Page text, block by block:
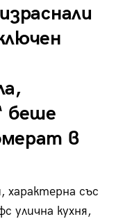
беше
в
със
улична кухня,